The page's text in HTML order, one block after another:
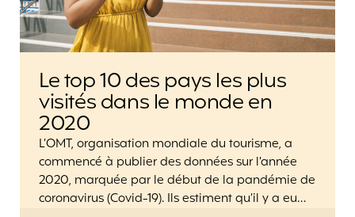
Le top 10 des pays les plus
visités dans le monde en
2020
L’OMT, organisation mondiale du tourisme, a
commencé à publier des données sur l’année
2020, marquée par le début de la pandémie de
coronavirus (Covid-19). Ils estiment qu’il y a eu…